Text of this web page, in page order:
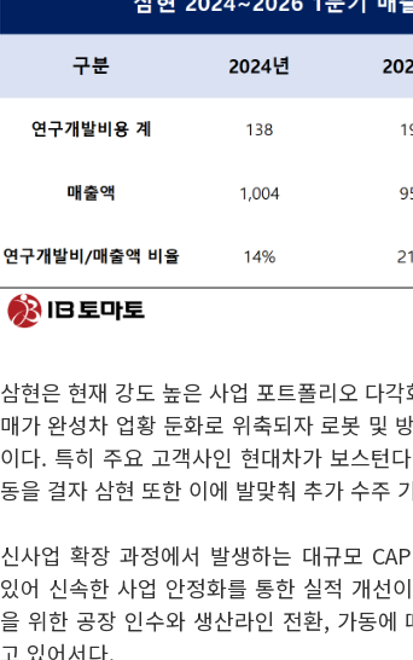
삼현은 현재 강도 높은 사업 포트폴리오 다
매가 완성차 업황 둔화로 위축되자 로봇 및
이다. 특히 주요 고객사인 현대차가 보스턴
동을 걸자 삼현 또한 이에 발맞춰 추가 수주
신사업 확장 과정에서 발생하는 대규모
있어 신속한 사업 안정화를 통한 실적 개선
을 위한 공장 인수와 생산라인 전환, 가동에
고 있어서다.